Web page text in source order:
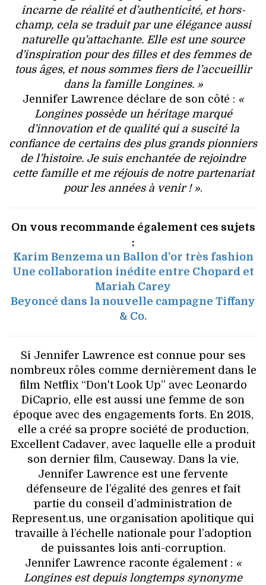
incarne de réalité et d’authenticité, et hors-
champ, cela se traduit par une élégance aussi
naturelle qu’attachante. Elle est une source
d’inspiration pour des filles et des femmes de
tous âges, et nous sommes fiers de l’accueillir
dans la famille Longines. »
Jennifer Lawrence déclare de son côté : «
Longines possède un héritage marqué
d’innovation et de qualité qui a suscité la
confiance de certains des plus grands pionniers
de l’histoire. Je suis enchantée de rejoindre
cette famille et me réjouis de notre partenariat
pour les années à venir ! ».
On vous recommande également ces sujets
:
Karim Benzema un Ballon d'or très fashion
Une collaboration inédite entre Chopard et
Mariah Carey
Beyoncé dans la nouvelle campagne Tiffany
& Co.
Si Jennifer Lawrence est connue pour ses
nombreux rôles comme dernièrement dans le
film Netflix “Don't Look Up” avec Leonardo
DiCaprio, elle est aussi une femme de son
époque avec des engagements forts. En 2018,
elle a créé sa propre société de production,
Excellent Cadaver, avec laquelle elle a produit
son dernier film, Causeway. Dans la vie,
Jennifer Lawrence est une fervente
défenseure de l’égalité des genres et fait
partie du conseil d’administration de
Represent.us, une organisation apolitique qui
travaille à l’échelle nationale pour l’adoption
de puissantes lois anti-corruption.
Jennifer Lawrence raconte également : «
Longines est depuis longtemps synonyme